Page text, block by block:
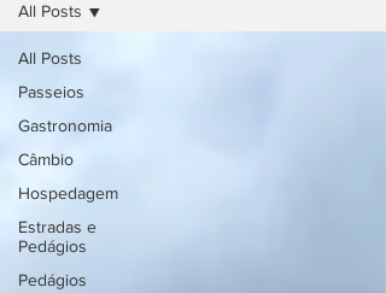
All Posts
Passeios
Gastronomia
Câmbio
Hospedagem
Estradas e
Pedágios
Pedágios
All Posts